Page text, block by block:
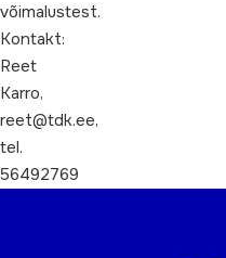
võimalustest.
Kontakt:
Reet
Karro,
reet@tdk.ee,
tel.
56492769